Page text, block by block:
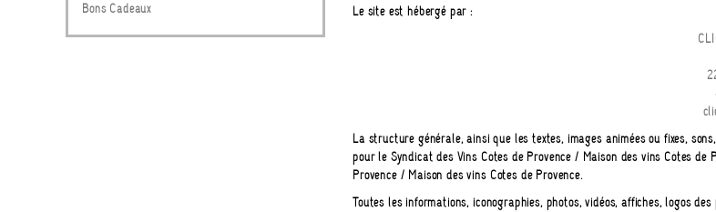
Bons Cadeaux
Le site est hébergé par :
La structure générale, ainsi que les textes, images animées ou fixes,
pour le Syndicat des Vins Côtes de Provence / Maison des vins Côtes
Provence / Maison des vins Côtes de Provence.
Toutes les informations, iconographies, photos, vidéos, affiches, logos